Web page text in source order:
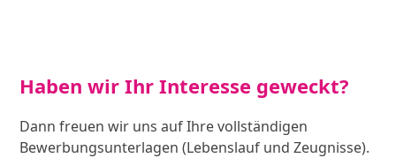
Haben wir Ihr Interesse geweckt?
Dann freuen wir uns auf Ihre vollständigen
Bewerbungsunterlagen (Lebenslauf und Zeugnisse).